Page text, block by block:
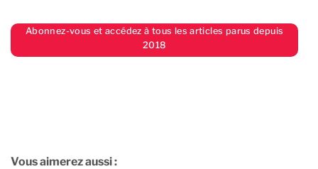
Abonnez-vous et accédez à tous les articles parus depuis
2018
Vous aimerez aussi :